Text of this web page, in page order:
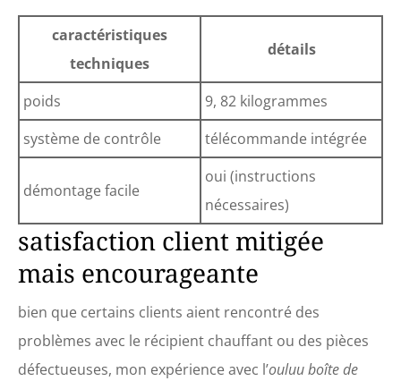
vos besoins ; la
prend en charge des
durées d'utilisation de 15 à
90 minutes et la sélection
de différents niveaux de
température. Grâce à sa
conception à charnière,
vous n'aurez pas besoin de
sortir du sauna pour régler
la température MATERIALI
SICURI E NON NOCIVI: Lo
strato esterno
dell’idromassaggio da
esterno è realizzato in
polimero alluminato, che
offre un’ottima capacità
caractéristiques
techniques
détails
poids
9, 82 kilogrammes
système de contrôle
télécommande intégrée
démontage facile
oui (instructions
nécessaires)
satisfaction client mitigée
mais encourageante
bien que certains clients aient rencontré des
problèmes avec le récipient chauffant ou des pièces
défectueuses, mon expérience avec l’ouluu boîte de